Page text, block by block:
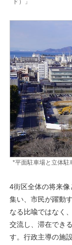
ド）」
*平面駐車場と立体駐
4街区全体の将来
集い、市民が躍動
なる比喩ではなく
交流し、滞在でき
す。行政主導の施